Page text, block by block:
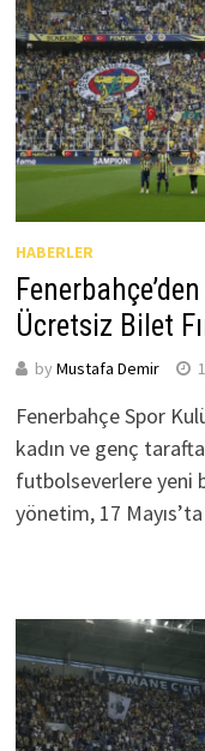
HABERLER
Ücretsiz Bilet
by Mustafa Demir
Fenerbahçe Spor
kadın ve genç
futbolseverlere yeni
yönetim, 17